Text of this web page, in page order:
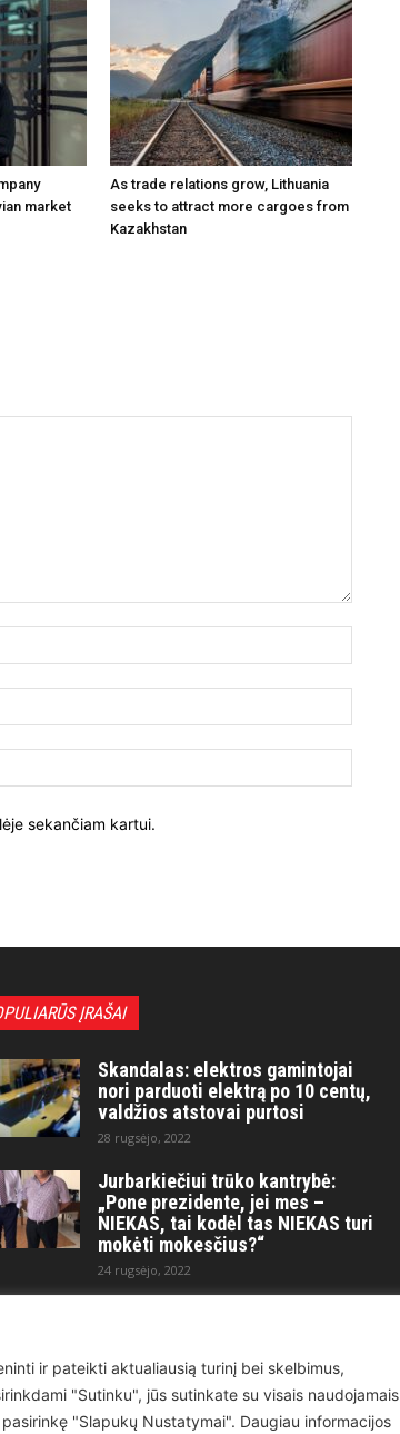
ir pateikti aktualiausią turinį bei skelbimus,
"Sutinku", jūs sutinkate su visais naudojamais
"Slapukų Nustatymai". Daugiau informacijos
market
As trade relations grow, Lithuania
seeks to attract more cargoes from
Kazakhstan
sekančiam kartui.
ĮRAŠAI
Skandalas: elektros gamintojai
nori parduoti elektrą po 10 centų,
valdžios atstovai purtosi
28 rugsėjo, 2022
Jurbarkiečiui trūko kantrybė:
„Pone prezidente, jei mes –
NIEKAS, tai kodėl tas NIEKAS turi
mokėti mokesčius?“
24 rugsėjo, 2022
21 kovo, 2023